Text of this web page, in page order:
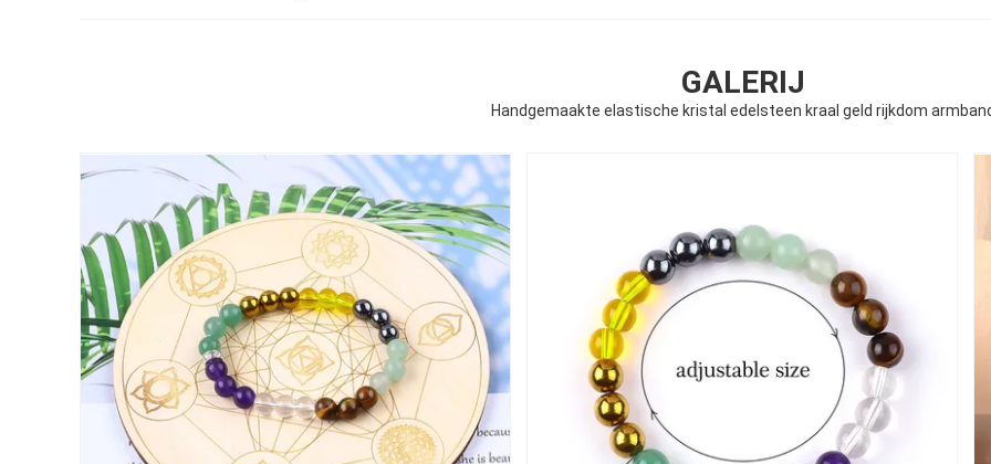
GALERIJ
Handgemaakte elastische kristal edelsteen kraal geld rijkdom